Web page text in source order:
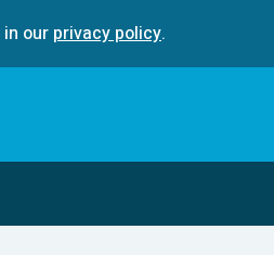
our privacy policy.